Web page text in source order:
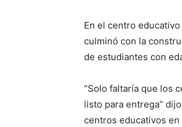
En el centro
culminó con la
de estudiantes con
“Solo faltaría que los
listo para entrega”
centros educativos